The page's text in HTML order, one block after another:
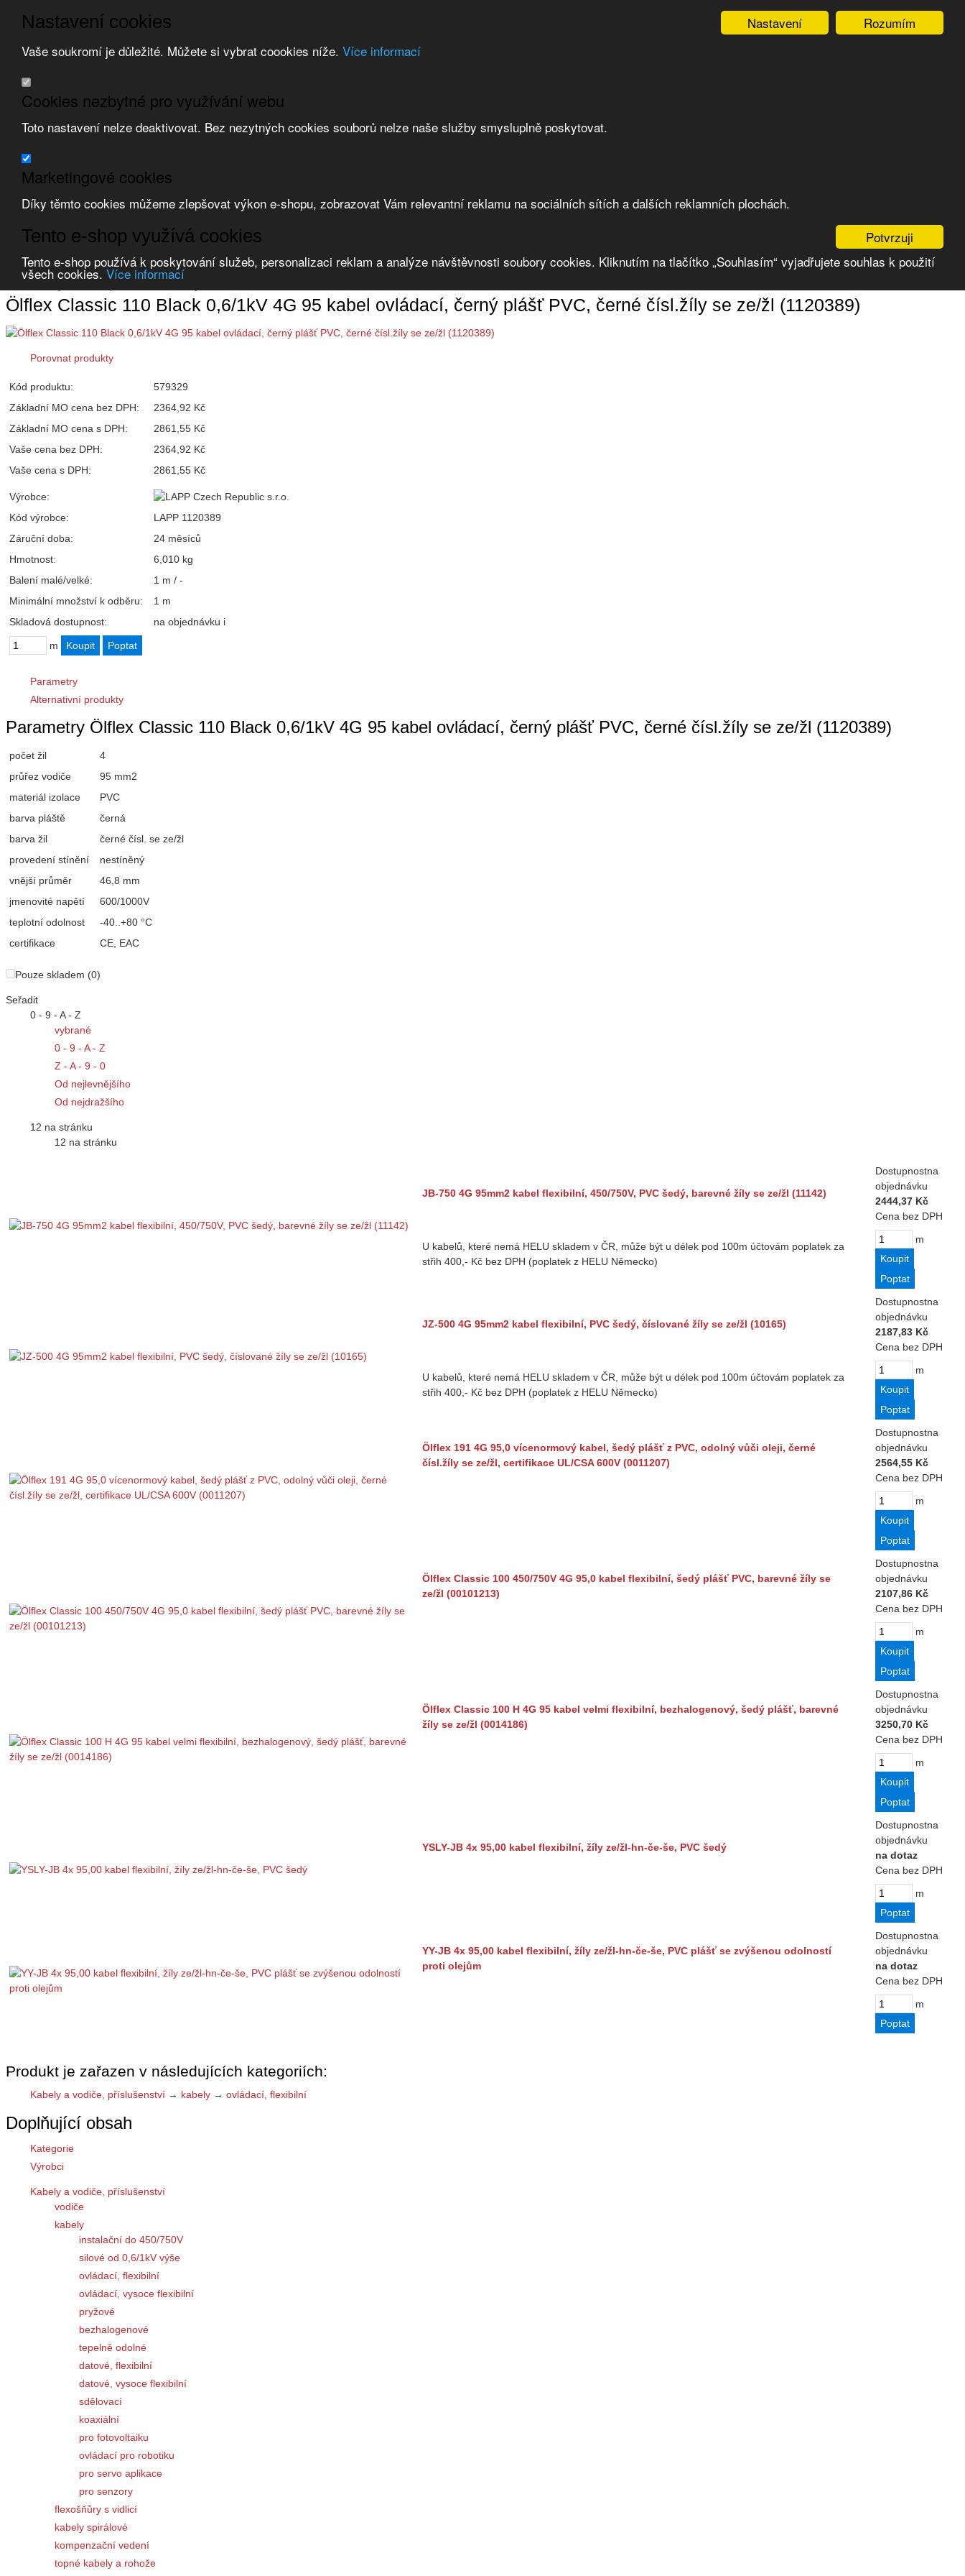
Rozumím
Nastavení
Nastavení cookies
Vaše soukromí je důležité. Můžete si vybrat coookies níže. Více informací
Cookies nezbytné pro využívání webu
Toto nastavení nelze deaktivovat. Bez nezytných cookies souborů nelze naše služby smysluplně poskytovat.
Marketingové cookies
Díky těmto cookies můžeme zlepšovat výkon e-shopu, zobrazovat Vám relevantní reklamu na sociálních sítích a dalších reklamních plochách.
Potvrzuji
Tento e-shop využívá cookies
Tento e-shop používá k poskytování služeb, personalizaci reklam a analýze návštěvnosti soubory cookies. Kliknutím na tlačítko „Souhlasím“ vyjadřujete souhlas k použití
všech cookies. Více informací
Přeskočit na hlavní obsah Přeskočit na doplňující obsah
Obchodní podmínky
Registrace
Zvolte měnu:
Přihlásit uživatele
Porovnat produkty 0
Ölflex Classic 110 Black 0,6/1kV 4G 95 kabel ovládací, černý plášť PVC, černé čísl.žíly se ze/žl (1120389)
Porovnat produkty
Kód produktu:
579329
Základní MO cena bez DPH:
2364,92 Kč
Základní MO cena s DPH:
2861,55 Kč
Vaše cena bez DPH:
2364,92 Kč
Vaše cena s DPH:
2861,55 Kč
Výrobce:
Kód výrobce:
LAPP 1120389
Záruční doba:
24 měsíců
Hmotnost:
6,010 kg
Balení malé/velké:
1 m / -
Minimální množství k odběru:
1 m
Skladová dostupnost:
na objednávku i
m
Parametry
Alternativní produkty
Parametry Ölflex Classic 110 Black 0,6/1kV 4G 95 kabel ovládací, černý plášť PVC, černé čísl.žíly se ze/žl (1120389)
počet žil
4
průřez vodiče
95 mm2
materiál izolace
PVC
barva pláště
černá
barva žil
černé čísl. se ze/žl
provedení stínění
nestíněný
vnější průměr
46,8 mm
jmenovité napětí
600/1000V
teplotní odolnost
-40..+80 °C
certifikace
CE, EAC
Pouze skladem (0)
Seřadit
0 - 9 - A - Z
vybrané
0 - 9 - A - Z
Z - A - 9 - 0
Od nejlevnějšího
Od nejdražšího
12 na stránku
12 na stránku
JB-750 4G 95mm2 kabel flexibilní, 450/750V, PVC šedý, barevné žíly se ze/žl (11142)
Dostupnostna
objednávku
2444,37 Kč
Cena bez DPH
U kabelů, které nemá HELU skladem v ČR, může být u délek pod 100m účtovám poplatek za
střih 400,- Kč bez DPH (poplatek z HELU Německo)
m
JZ-500 4G 95mm2 kabel flexibilní, PVC šedý, číslované žíly se ze/žl (10165)
Dostupnostna
objednávku
2187,83 Kč
Cena bez DPH
U kabelů, které nemá HELU skladem v ČR, může být u délek pod 100m účtovám poplatek za
střih 400,- Kč bez DPH (poplatek z HELU Německo)
m
Ölflex 191 4G 95,0 vícenormový kabel, šedý plášť z PVC, odolný vůči oleji, černé
čísl.žíly se ze/žl, certifikace UL/CSA 600V (0011207)
Dostupnostna
objednávku
2564,55 Kč
Cena bez DPH
m
Ölflex Classic 100 450/750V 4G 95,0 kabel flexibilní, šedý plášť PVC, barevné žíly se
ze/žl (00101213)
Dostupnostna
objednávku
2107,86 Kč
Cena bez DPH
m
Ölflex Classic 100 H 4G 95 kabel velmi flexibilní, bezhalogenový, šedý plášť, barevné
žíly se ze/žl (0014186)
Dostupnostna
objednávku
3250,70 Kč
Cena bez DPH
m
YSLY-JB 4x 95,00 kabel flexibilní, žíly ze/žl-hn-če-še, PVC šedý
Dostupnostna
objednávku
na dotaz
Cena bez DPH
m
YY-JB 4x 95,00 kabel flexibilní, žíly ze/žl-hn-če-še, PVC plášť se zvýšenou odolností
proti olejům
Dostupnostna
objednávku
na dotaz
Cena bez DPH
m
Produkt je zařazen v následujících kategoriích:
Kabely a vodiče, příslušenství → kabely → ovládací, flexibilní
Doplňující obsah
Kategorie
Výrobci
Kabely a vodiče, příslušenství
vodiče
kabely
instalační do 450/750V
silové od 0,6/1kV výše
ovládací, flexibilní
ovládací, vysoce flexibilní
pryžové
bezhalogenové
tepelně odolné
datové, flexibilní
datové, vysoce flexibilní
sdělovací
koaxiální
pro fotovoltaiku
ovládací pro robotiku
pro servo aplikace
pro senzory
flexošňůry s vidlicí
kabely spirálové
kompenzační vedení
topné kabely a rohože